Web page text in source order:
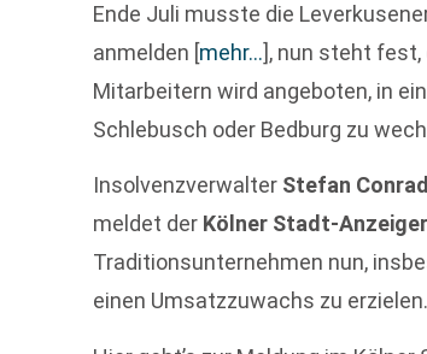
Ende Juli musste die
anmelden [mehr…], nun steht fest,
Mitarbeitern wird angeboten, in
Schlebusch oder Bedburg zu
Insolvenzverwalter Stefan
meldet der Kölner Stadt-Anzeiger
Traditionsunternehmen nun,
einen Umsatzzuwachs zu erzielen.